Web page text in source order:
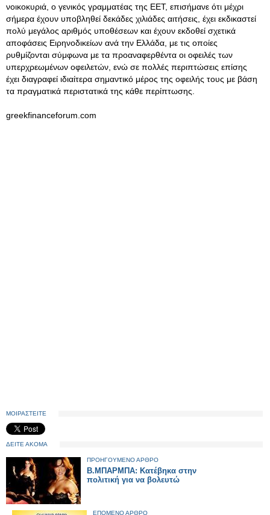
νοικοκυριά, ο γενικός γραμματέας της ΕΕΤ, επισήμανε ότι μέχρι
σήμερα έχουν υποβληθεί δεκάδες χιλιάδες αιτήσεις, έχει εκδικαστεί
πολύ μεγάλος αριθμός υποθέσεων και έχουν εκδοθεί σχετικά
αποφάσεις Ειρηνοδικείων ανά την Ελλάδα, με τις οποίες
ρυθμίζονται σύμφωνα με τα προαναφερθέντα οι οφειλές των
υπερχρεωμένων οφειλετών, ενώ σε πολλές περιπτώσεις επίσης
έχει διαγραφεί ιδιαίτερα σημαντικό μέρος της οφειλής τους με βάση
τα πραγματικά περιστατικά της κάθε περίπτωσης.
greekfinanceforum.com
ΜΟΙΡΑΣΤΕΙΤΕ
ΔΕΙΤΕ ΑΚΟΜΑ
ΠΡΟΗΓΟΥΜΕΝΟ ΑΡΘΡΟ
Β.ΜΠΑΡΜΠΑ: Κατέβηκα στην
πολιτική για να βολευτώ
ΕΠΟΜΕΝΟ ΑΡΘΡΟ